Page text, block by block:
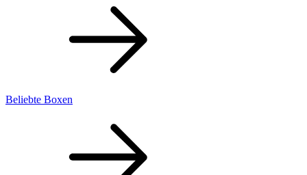
Beliebte Boxen